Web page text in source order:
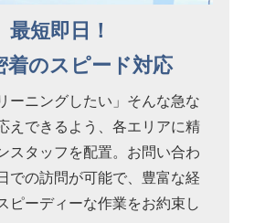
最短即日！
着のスピード対応
ーニングしたい」そんな急な
えできるよう、各エリアに精
スタッフを配置。お問い合わ
での訪問が可能で、豊富な経
ピーディーな作業をお約束し